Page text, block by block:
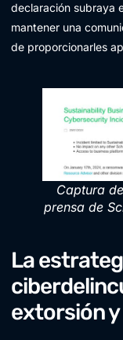
declaración subraya
mantener una
de proporcionarles
Captura
prensa de
La
extorsión